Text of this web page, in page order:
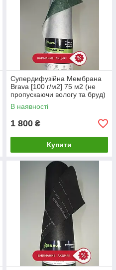
Супердифузійна Мембрана
Brava [100 г/м2] 75 м2 (не
пропускаючи вологу та бруд)
В наявності
1 800 ₴
Купити